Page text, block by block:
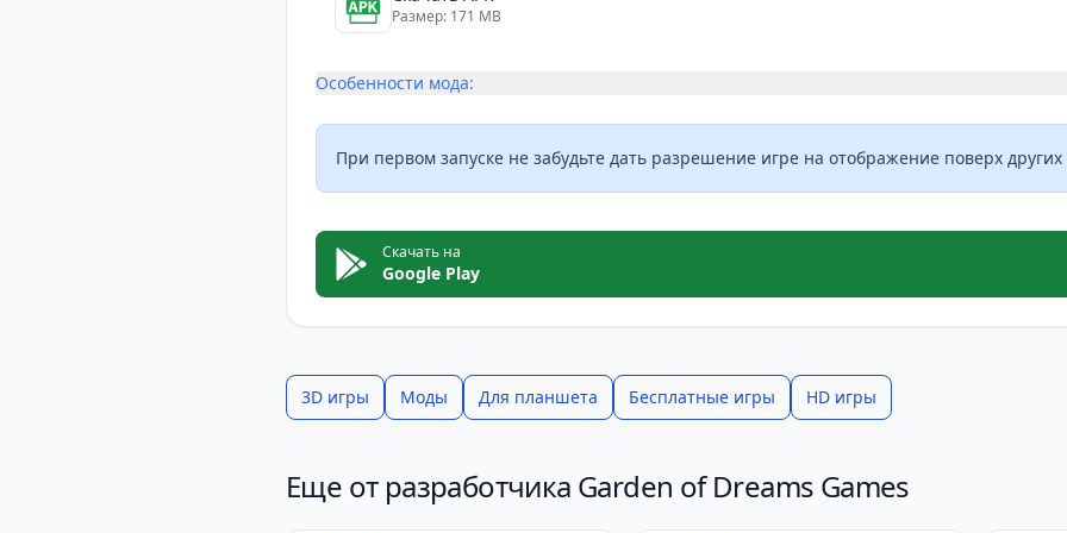
и система улучшений делают эту игру привлекательной для широкого круга
напряжённый геймплей.
Размер: 171 MB
Особенности мода:
При первом запуске не забудьте дать разрешение игре на отображение поверх других
Скачать на
Google Play
3D игры Моды Для планшета Бесплатные игры HD игры
Еще от разработчика Garden of Dreams Games